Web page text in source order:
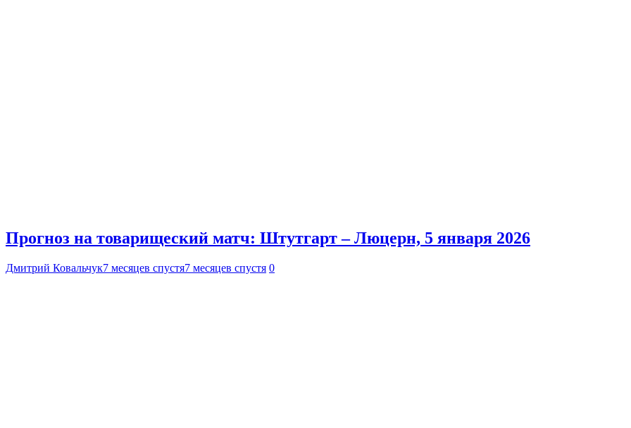
Прогноз на товарищеский матч: Штутгарт – Люцерн, 5 января 2026
Дмитрий Ковальчук7 месяцев спустя7 месяцев спустя 0